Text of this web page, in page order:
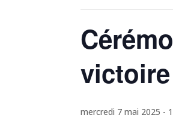
mercredi 7 mai 2025 -